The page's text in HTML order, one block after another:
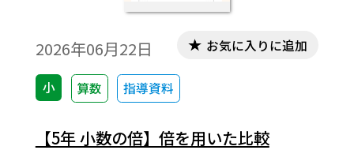
2026年06月22日
小 算数 指導資料
お気に入りに追加
【5年 小数の倍】倍を用いた比較